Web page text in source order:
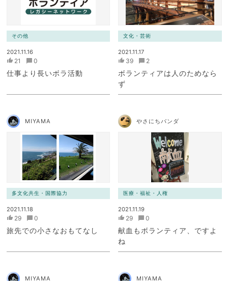
その他
2021.11.16
21 0
仕事より長いボラ活動
文化・芸術
2021.11.17
39 2
ボランティアは人のためなら
ず
MIYAMA
多文化共生・国際協力
2021.11.18
29 0
旅先での小さなおもてなし
やさにちパンダ
医療・福祉・人権
2021.11.19
29 0
献血もボランティア、ですよ
ね
MIYAMA MIYAMA